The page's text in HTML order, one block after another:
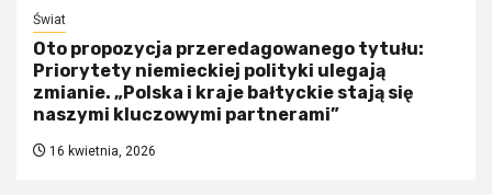
Świat
Oto propozycja przeredagowanego tytułu:
Priorytety niemieckiej polityki ulegają
zmianie. „Polska i kraje bałtyckie stają się
naszymi kluczowymi partnerami”
16 kwietnia, 2026